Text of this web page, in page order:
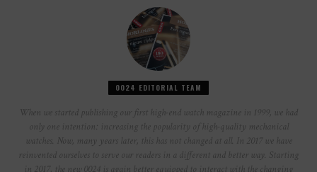
0024 EDITORIAL TEAM
When we started publishing our first high-end watch magazine in 1999, we had
only one intention: increasing the popularity of high-quality mechanical
watches. Now, many years later, this has not changed at all. In 2017 we have
reinvented ourselves to serve our readers in a different and better way. Starting
in 2017, the new 0024 is again better equipped to interact with the changing